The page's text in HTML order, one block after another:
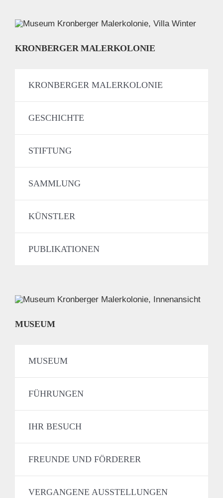
KRONBERGER MALERKOLONIE
KRONBERGER MALERKOLONIE
GESCHICHTE
STIFTUNG
SAMMLUNG
KÜNSTLER
PUBLIKATIONEN
MUSEUM
MUSEUM
FÜHRUNGEN
IHR BESUCH
FREUNDE UND FÖRDERER
VERGANGENE AUSSTELLUNGEN